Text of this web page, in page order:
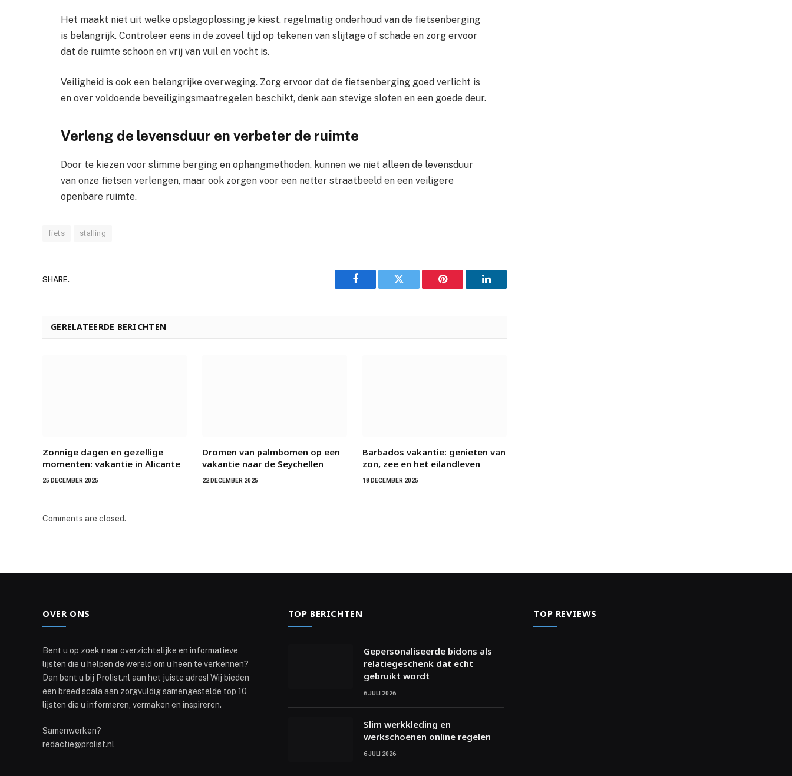
Het maakt niet uit welke opslagoplossing je kiest, regelmatig onderhoud van de fietsenberging
is belangrijk. Controleer eens in de zoveel tijd op tekenen van slijtage of schade en zorg ervoor
dat de ruimte schoon en vrij van vuil en vocht is.
Veiligheid is ook een belangrijke overweging. Zorg ervoor dat de fietsenberging goed verlicht is
en over voldoende beveiligingsmaatregelen beschikt, denk aan stevige sloten en een goede deur.
Verleng de levensduur en verbeter de ruimte
Door te kiezen voor slimme berging en ophangmethoden, kunnen we niet alleen de levensduur
van onze fietsen verlengen, maar ook zorgen voor een netter straatbeeld en een veiligere
openbare ruimte.
fiets stalling
SHARE.
Facebook Twitter Pinterest LinkedIn
GERELATEERDE BERICHTEN
Zonnige dagen en gezellige
momenten: vakantie in Alicante
25 DECEMBER 2025
Dromen van palmbomen op een
vakantie naar de Seychellen
22 DECEMBER 2025
Barbados vakantie: genieten van
zon, zee en het eilandleven
18 DECEMBER 2025
Comments are closed.
OVER ONS
Bent u op zoek naar overzichtelijke en informatieve
lijsten die u helpen de wereld om u heen te verkennen?
Dan bent u bij Prolist.nl aan het juiste adres! Wij bieden
een breed scala aan zorgvuldig samengestelde top 10
lijsten die u informeren, vermaken en inspireren.
Samenwerken?
redactie@prolist.nl
TOP BERICHTEN
Gepersonaliseerde bidons als
relatiegeschenk dat echt
gebruikt wordt
6 JULI 2026
Slim werkkleding en
werkschoenen online regelen
6 JULI 2026
TOP REVIEWS